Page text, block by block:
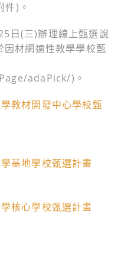
件)。
日(三)辦理線上甄選說
因材網適性教學學校甄
adaPick/)。
教材開發中心學校甄
基地學校甄選計畫
核心學校甄選計畫